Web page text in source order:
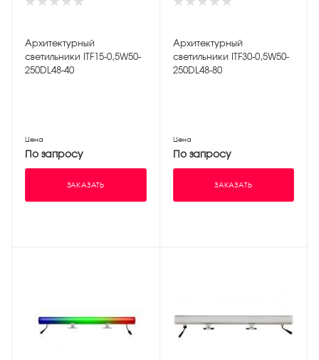
Архитектурный
светильники ITF15-0,5W50-
250DL48-40
Цена
По запросу
ЗАКАЗАТЬ
Архитектурный
светильники ITF30-0,5W50-
250DL48-80
Цена
По запросу
ЗАКАЗАТЬ